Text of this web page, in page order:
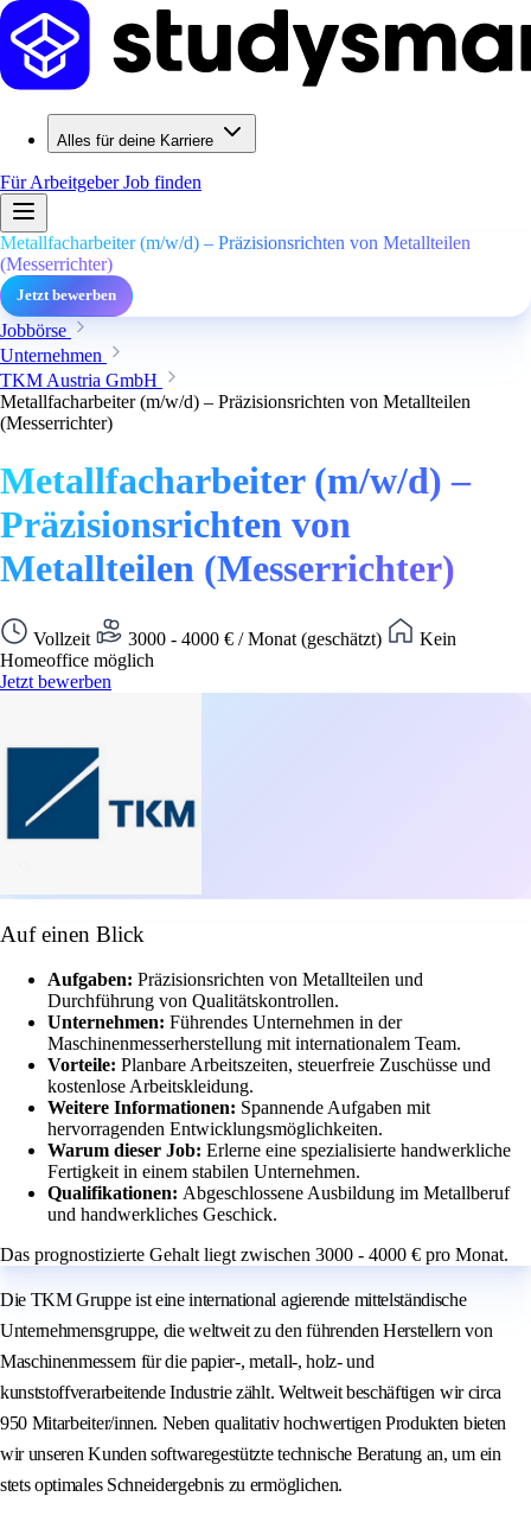
Alles für deine Karriere
Für ArbeitgeberJob finden
Metallfacharbeiter (m/w/d) – Präzisionsrichten von Metallteilen
(Messerrichter)
Jetzt bewerben
Jobbörse
Unternehmen
TKM Austria GmbH
Metallfacharbeiter (m/w/d) – Präzisionsrichten von Metallteilen
(Messerrichter)
Metallfacharbeiter (m/w/d) –
Präzisionsrichten von
Metallteilen (Messerrichter)
Vollzeit 3000 - 4000 € / Monat (geschätzt)
Kein
Homeoffice möglich
Jetzt bewerben
Auf einen Blick
Aufgaben: Präzisionsrichten von Metallteilen und
Durchführung von Qualitätskontrollen.
Unternehmen: Führendes Unternehmen in der
Maschinenmesserherstellung mit internationalem Team.
Vorteile: Planbare Arbeitszeiten, steuerfreie Zuschüsse und
kostenlose Arbeitskleidung.
Weitere Informationen: Spannende Aufgaben mit
hervorragenden Entwicklungsmöglichkeiten.
Warum dieser Job: Erlerne eine spezialisierte handwerkliche
Fertigkeit in einem stabilen Unternehmen.
Qualifikationen: Abgeschlossene Ausbildung im Metallberuf
und handwerkliches Geschick.
Das prognostizierte Gehalt liegt zwischen 3000 - 4000 € pro Monat.
Die TKM Gruppe ist eine international agierende mittelständische
Unternehmensgruppe, die weltweit zu den führenden Herstellern von
Maschinenmessern für die papier-, metall-, holz- und
kunststoffverarbeitende Industrie zählt. Weltweit beschäftigen wir circa
950 Mitarbeiter/innen. Neben qualitativ hochwertigen Produkten bieten
wir unseren Kunden softwaregestützte technische Beratung an, um ein
stets optimales Schneidergebnis zu ermöglichen.